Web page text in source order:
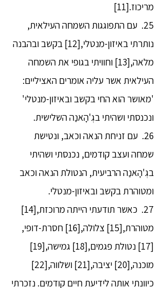
מריכוז.[11]
25. עם התפוגגות השמחה העילאית,
נותרתי באיזון-מנטלי,[12] בקשב ובהבנה
מלאה,[13] וחוויתי בגופי את השמחה
העילאית אשר עליה אומרים האציליים:
'מאושר הוא החי בקשב ובאיזון-מנטלי'
ונכנסתי ושהיתי בגְ'הָאנַה השלישית.
26. עם זניחת הנאה וכאב, ונטישת
שמחה ועצב קודמים, נכנסתי ושהיתי
בגְ'הָאנַה הרביעית, הנטולת הנאה וכאב
ומטוהרת בקשב ובאיזון-מנטלי.
27. כאשר תודעתי הייתה מרוכזת,[14]
מטוהרת,[15] צלולה,[16] חסרת-דופי,
[17] נטולת פגמים,[18] גמישה,[19]
מוכנה,[20] יציבה,[21] ושלווה,[22]
כיוונתי אותה לידיעת חיים קודמים. נזכרתי